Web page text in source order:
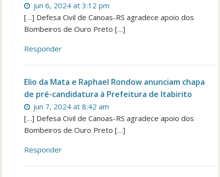
jun 6, 2024 at 3:12 pm
[…] Defesa Civil de Canoas-RS agradece apoio dos
Bombeiros de Ouro Preto […]
Responder
Elio da Mata e Raphael Rondow anunciam chapa
de pré-candidatura à Prefeitura de Itabirito
jun 7, 2024 at 8:42 am
[…] Defesa Civil de Canoas-RS agradece apoio dos
Bombeiros de Ouro Preto […]
Responder